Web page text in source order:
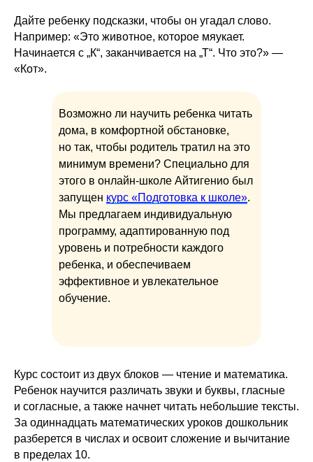
Дайте ребенку подсказки, чтобы он угадал слово.
Например: «Это животное, которое мяукает.
Начинается с „К“, заканчивается на „Т“. Что это?» —
«Кот».
Возможно ли научить ребенка читать
дома, в комфортной обстановке,
но так, чтобы родитель тратил на это
минимум времени? Специально для
этого в онлайн-школе Айтигенио был
запущен курс «Подготовка к школе».
Мы предлагаем индивидуальную
программу, адаптированную под
уровень и потребности каждого
ребенка, и обеспечиваем
эффективное и увлекательное
обучение.
Курс состоит из двух блоков — чтение и математика.
Ребенок научится различать звуки и буквы, гласные
и согласные, а также начнет читать небольшие тексты.
За одиннадцать математических уроков дошкольник
разберется в числах и освоит сложение и вычитание
в пределах 10.